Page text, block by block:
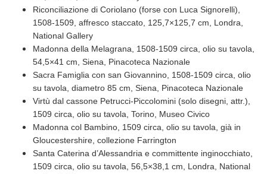
Riconciliazione di Coriolano (forse con Luca Signorelli),
1508-1509, affresco staccato, 125,7×125,7 cm, Londra,
National Gallery
Madonna della Melagrana, 1508-1509 circa, olio su tavola,
54,5×41 cm, Siena, Pinacoteca Nazionale
Sacra Famiglia con san Giovannino, 1508-1509 circa, olio
su tavola, diametro 85 cm, Siena, Pinacoteca Nazionale
Virtù dal cassone Petrucci-Piccolomini (solo disegni, attr.),
1509 circa, olio su tavola, Torino, Museo Civico
Madonna col Bambino, 1509 circa, olio su tavola, già in
Gloucestershire, collezione Farrington
Santa Caterina d’Alessandria e committente inginocchiato,
1509 circa, olio su tavola, 56,5×38,1 cm, Londra, National